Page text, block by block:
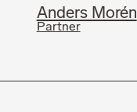
Anders Morén
Partner